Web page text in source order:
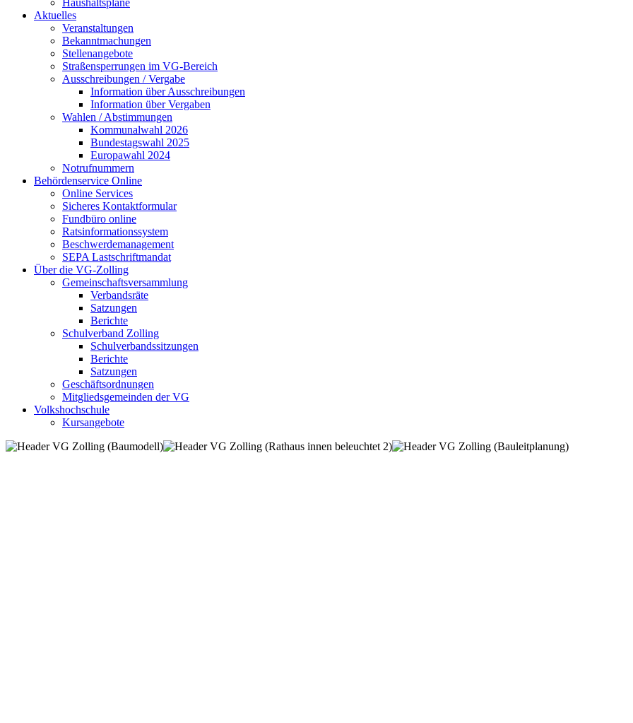
Haushaltspläne
Aktuelles
Veranstaltungen
Bekanntmachungen
Stellenangebote
Straßensperrungen im VG-Bereich
Ausschreibungen / Vergabe
Information über Ausschreibungen
Information über Vergaben
Wahlen / Abstimmungen
Kommunalwahl 2026
Bundestagswahl 2025
Europawahl 2024
Notrufnummern
Behördenservice Online
Online Services
Sicheres Kontaktformular
Fundbüro online
Ratsinformationssystem
Beschwerdemanagement
SEPA Lastschriftmandat
Über die VG-Zolling
Gemeinschaftsversammlung
Verbandsräte
Satzungen
Berichte
Schulverband Zolling
Schulverbandssitzungen
Berichte
Satzungen
Geschäftsordnungen
Mitgliedsgemeinden der VG
Volkshochschule
Kursangebote